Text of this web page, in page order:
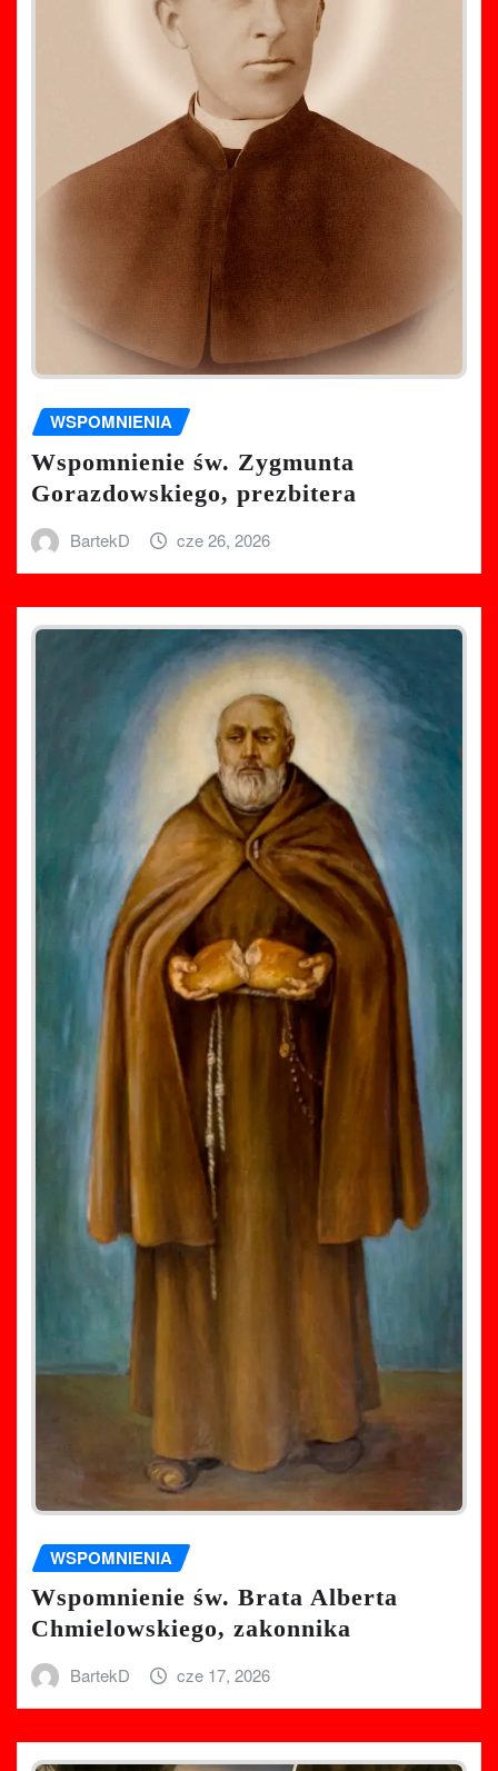
WSPOMNIENIA
Wspomnienie św. Zygmunta
Gorazdowskiego, prezbitera
BartekD cze 26, 2026
WSPOMNIENIA
Wspomnienie św. Brata Alberta
Chmielowskiego, zakonnika
BartekD cze 17, 2026